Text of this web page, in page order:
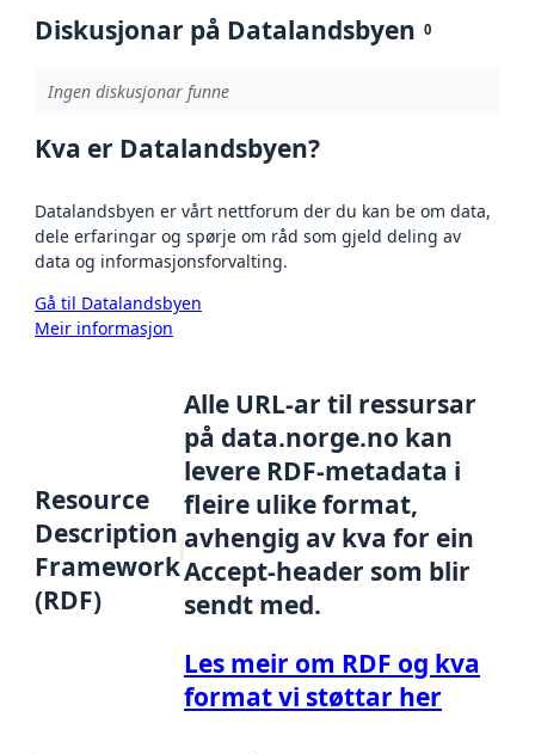
Diskusjonar på Datalandsbyen 0
Ingen diskusjonar funne
Kva er Datalandsbyen?
Datalandsbyen er vårt nettforum der du kan be om data,
dele erfaringar og spørje om råd som gjeld deling av
data og informasjonsforvalting.
Gå til Datalandsbyen
Meir informasjon
Resource
Description
Framework
(RDF)
Alle URL-ar til ressursar
på data.norge.no kan
levere RDF-metadata i
fleire ulike format,
avhengig av kva for ein
Accept-header som blir
sendt med.
Les meir om RDF og kva
format vi støttar her